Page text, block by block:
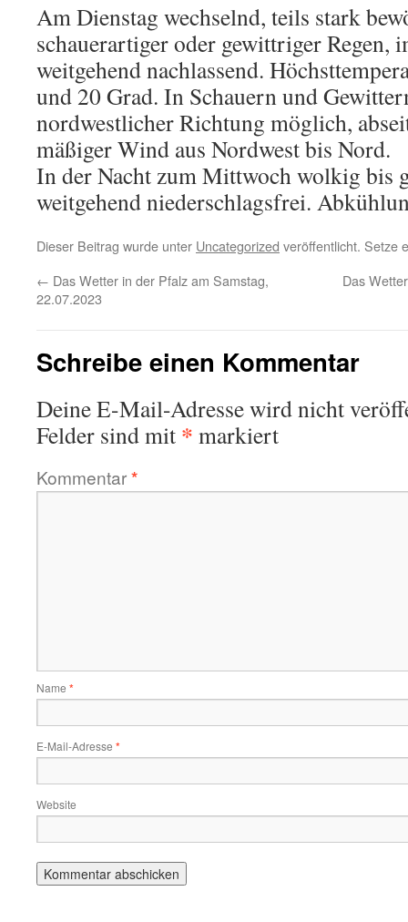
Am Dienstag wechselnd, teils stark
schauerartiger oder gewittriger Regen,
weitgehend nachlassend.
und 20 Grad. In Schauern und
nordwestlicher Richtung möglich,
mäßiger Wind aus Nordwest bis Nord.
In der Nacht zum Mittwoch wolkig bis
weitgehend niederschlagsfrei.
Dieser Beitrag wurde unter Uncategorized veröffentlicht. Setze
← Das Wetter in der Pfalz am Samstag,
22.07.2023
Das
Schreibe einen Kommentar
Deine E-Mail-Adresse wird nicht
Felder sind mit * markiert
Kommentar*
Name *
E-Mail-Adresse *
Website